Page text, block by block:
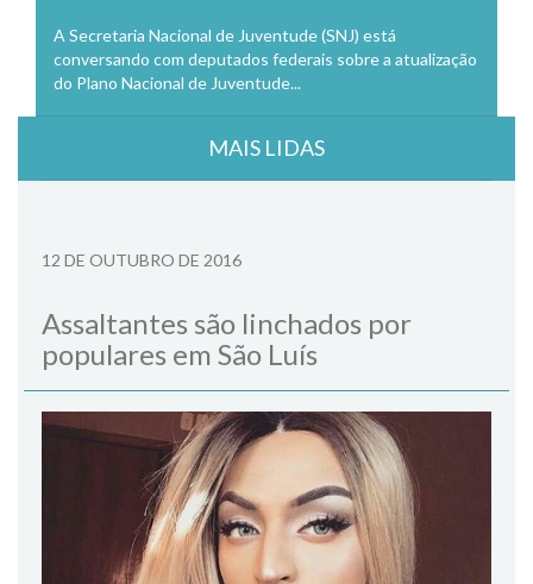
A Secretaria Nacional de Juventude (SNJ) está
conversando com deputados federais sobre a atualização
do Plano Nacional de Juventude...
MAIS LIDAS
12 DE OUTUBRO DE 2016
Assaltantes são linchados por
populares em São Luís